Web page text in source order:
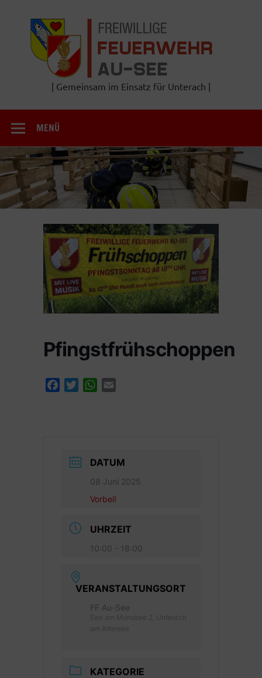
springen
| Gemeinsam im Einsatz für Unterach |
MENÜ
Pfingstfrühschoppen
FacebookTwitterWhatsApp
DATUM
08 Juni 2025
Vorbei!
UHRZEIT
10:00 - 18:00
VERANSTALTUNGSORT
FF Au-See
KATEGORIE